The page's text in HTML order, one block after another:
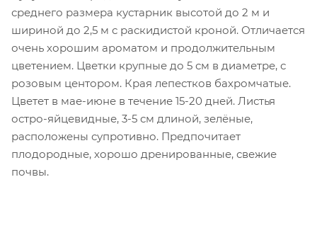
среднего размера кустарник высотой до 2 м и
шириной до 2,5 м с раскидистой кроной. Отличается
очень хорошим ароматом и продолжительным
цветением. Цветки крупные до 5 см в диаметре, с
розовым центором. Края лепестков бахромчатые.
Цветет в мае-июне в течение 15-20 дней. Листья
остро-яйцевидные, 3-5 см длиной, зелёные,
расположены супротивно. Предпочитает
плодородные, хорошо дренированные, свежие
почвы.